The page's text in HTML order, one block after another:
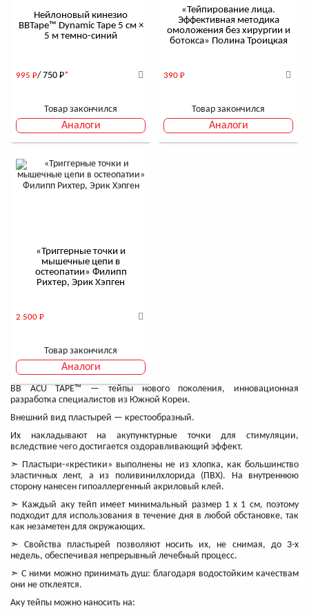
Нейлоновый кинезио
BBTape™ Dynamic Tape 5 см ×
5 м темно-синий
995 Р/ 750 Р*
Товар закончился
Аналоги
«Тейпирование лица.
Эффективная методика
омоложения без хирургии и
ботокса» Полина Троицкая
390 Р
Товар закончился
Аналоги
«Триггерные точки и
мышечные цепи в
остеопатии» Филипп
Рихтер, Эрик Хэпген
2 500 Р
Товар закончился
Аналоги
BB ACU TAPE™ — тейпы нового поколения, инновационная
разработка специалистов из Южной Кореи.
Внешний вид пластырей — крестообразный.
Их накладывают на акупунктурные точки для стимуляции,
вследствие чего достигается оздоравливающий эффект.
➣ Пластыри-«крестики»‎ выполнены не из хлопка, как большинство
эластичных лент, а из поливинилхлорида (ПВХ). На внутреннюю
сторону нанесен гипоаллергенный акриловый клей.
➣ Каждый аку тейп имеет минимальный размер 1 х 1 см, поэтому
подходит для использования в течение дня в любой обстановке, так
как незаметен для окружающих.
➣ Свойства пластырей позволяют носить их, не снимая, до 3-х
недель, обеспечивая непрерывный лечебный процесс.
➣ С ними можно принимать душ: благодаря водостойким качествам
они не отклеятся.
Аку тейпы можно наносить на: